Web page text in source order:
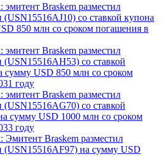
Braskem разместил
(USN15516AJ10) со ставкой купона
850 млн со сроком погашения в
Braskem разместил
(USN15516AH53) со ставкой
сумму USD 850 млн со сроком
году
Braskem разместил
(USN15516AG70) со ставкой
сумму USD 1000 млн со сроком
году
Braskem разместил
(USN15516AF97) на сумму USD